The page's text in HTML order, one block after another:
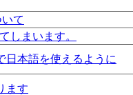
て
しまいます。
日本語を使えるように
ます